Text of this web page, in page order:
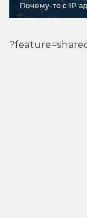
Почему-то с IP